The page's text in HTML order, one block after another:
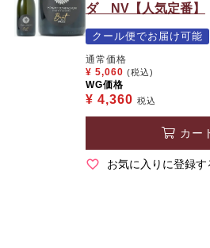
ダ NV【人気定番】
クール便でお届け可能
通常価格
¥ 5,060 (税込)
WG価格
¥ 4,360 税込
カー
お気に入りに登録す